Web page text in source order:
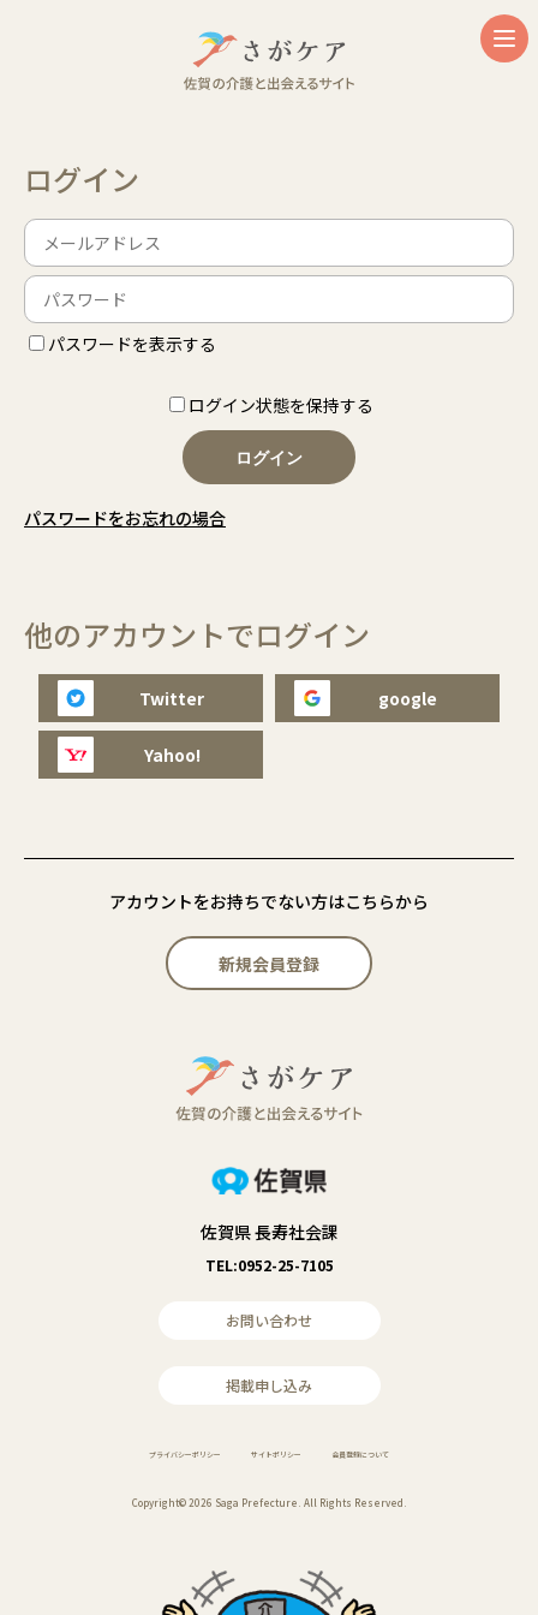
ログイン
パスワードを表示する
ログイン状態を保持する
ログイン
パスワードをお忘れの場合
他のアカウントでログイン
Twitter google
Yahoo!
アカウントをお持ちでない方はこちらから
新規会員登録
佐賀県 長寿社会課
TEL:0952-25-7105
お問い合わせ
掲載申し込み
プライバシーポリシー サイトポリシー 会員登録について
Copyright© 2026 Saga Prefecture. All Rights Reserved.